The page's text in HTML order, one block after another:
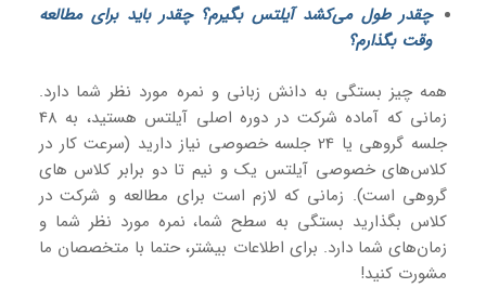
چقدر طول می‌کشد آیلتس بگیرم؟ چقدر باید برای مطالعه
وقت بگذارم؟
همه چیز بستگی به دانش زبانی و نمره مورد نظر شما دارد.
زمانی که آماده شرکت در دوره اصلی آیلتس هستید، به 48
جلسه گروهی یا 24 جلسه خصوصی نیاز دارید (سرعت کار در
کلاس‌های خصوصی آیلتس یک و نیم تا دو برابر کلاس های
گروهی است). زمانی که لازم است برای مطالعه و شرکت در
کلاس بگذارید بستگی به سطح شما، نمره مورد نظر شما و
زمان‌های شما دارد. برای اطلاعات بیشتر، حتما با متخصصان ما
مشورت کنید!